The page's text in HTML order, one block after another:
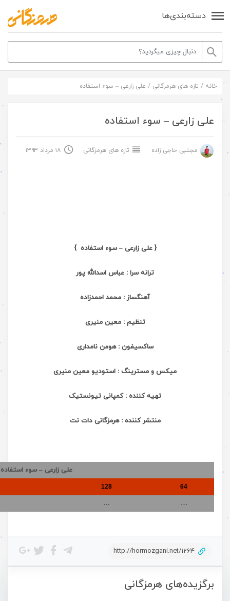
دسته‌بندی‌ها
برگزیده‌های هرمزگانی
خانه / تازه های هرمزگانی / علی زارعی – سوء استفاده
علی زارعی – سوء استفاده
مجتبی حاجی زاده تازه های هرمزگانی ۱۸ مرداد ۱۳۹۳
{ علی زارعی – سوء استفاده }
ترانه سرا : عباس اسدالله پور
آهنگساز : محمد احمدزاده
تنظیم : معین منیری
ساکسیفون : هومن نامداری
میکس و مسترینگ : استودیو معین منیری
تهیه کننده : کمپانی تیونستیک
منتشر کننده : هرمزگانی دات نت
علی زارعی – سوء استفاده
64
128
…
…
http://hormozgani.net/1264